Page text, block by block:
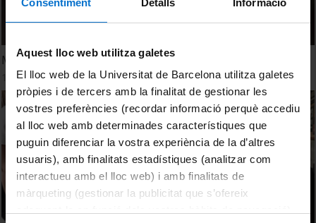
Aquest lloc web utilitza galetes
El lloc web de la Universitat de Barcelona utilitza galetes
pròpies i de tercers amb la finalitat de gestionar les
vostres preferències (recordar informació perquè accediu
al lloc web amb determinades característiques que
puguin diferenciar la vostra experiència de la d’altres
usuaris), amb finalitats estadístiques (analitzar com
interactueu amb el lloc web) i amb finalitats de
màrqueting (gestionar la publicitat que s’ofereix
Marta Sanz-Solé
13 Octubre, 2022